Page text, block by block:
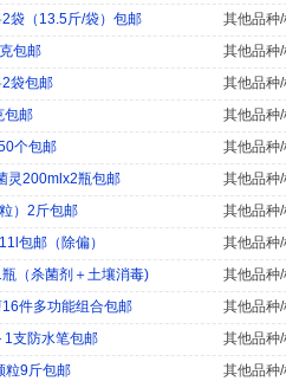
袋（13.5斤/袋）包邮
其他品种
包邮
其他品种
袋包邮
其他品种
包邮
其他品种
个包邮
其他品种
灵200mlx2瓶包邮
其他品种
）2斤包邮
其他品种
包邮（除偏）
其他品种
（杀菌剂＋土壤消毒)
其他品种
件多功能组合包邮
其他品种
1支防水笔包邮
其他品种
粒9斤包邮
其他品种